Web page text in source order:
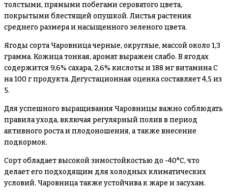
толстыми, прямыми побегами сероватого цвета,
покрытыми блестящей опушкой. Листья растения
среднего размера и насыщенного зеленого цвета.
Ягоды сорта Чаровница черные, округлые, массой около 1,3
грамма. Кожица тонкая, аромат выражен слабо. В ягодах
содержится 9,6% сахара, 2,6% кислоты и 188 мг витамина C
на 100 г продукта. Дегустационная оценка составляет 4,5 из
5.
Для успешного выращивания Чаровницы важно соблюдать
правила ухода, включая регулярный полив в период
активного роста и плодоношения, а также внесение
подкормок.
Сорт обладает высокой зимостойкостью до -40°C, что
делает его подходящим для холодных климатических
условий. Чаровница также устойчива к жаре и засухам.